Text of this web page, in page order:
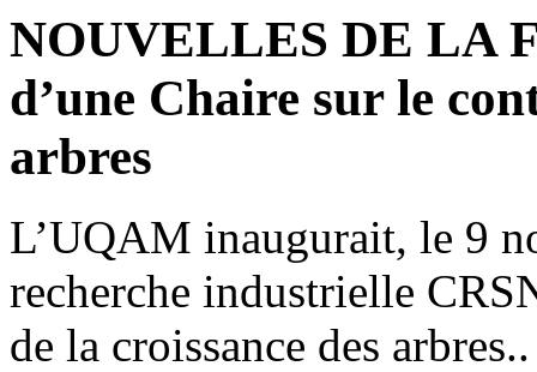
NOUVELLES DE LA
d’une Chaire sur le
arbres
L’UQAM inaugurait, le 9
recherche industrielle
de la croissance des arbres..